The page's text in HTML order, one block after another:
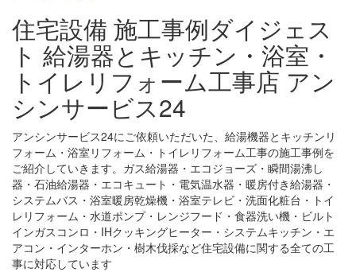
住宅設備 施工事例ダイジェス
ト 給湯器とキッチン・浴室・
トイレリフォーム工事店 アン
シンサービス24
アンシンサービス24にご依頼いただいた、給湯機器とキッチンリ
フォーム・浴室リフォーム・トイレリフォーム工事の施工事例を
ご紹介していきます。ガス給湯器・エコジョーズ・瞬間湯沸し
器・石油給湯器・エコキュート・電気温水器・暖房付き給湯器・
システムバス・浴室暖房乾燥機・浴室テレビ・洗面化粧台・トイ
レリフォーム・水道ポンプ・レンジフード・食器洗い機・ビルト
インガスコンロ・IHクッキングヒーター・システムキッチン・エ
アコン・インターホン・樹木伐採など住宅設備に関する全ての工
事に対応しています